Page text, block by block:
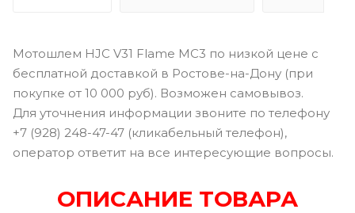
Мотошлем HJC V31 Flame MC3 по низкой цене с
бесплатной доставкой в Ростове-на-Дону (при
покупке от 10 000 руб). Возможен самовывоз.
Для уточнения информации звоните по телефону
+7 (928) 248-47-47 (кликабельный телефон),
оператор ответит на все интересующие вопросы.
ОПИСАНИЕ ТОВАРА